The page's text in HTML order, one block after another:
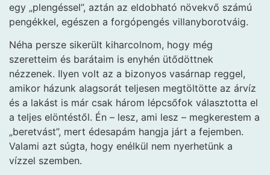
egy „plengéssel”, aztán az eldobható növekvő számú
pengékkel, egészen a forgópengés villanyborotváig.
Néha persze sikerült kiharcolnom, hogy még
szeretteim és barátaim is enyhén ütődöttnek
nézzenek. Ilyen volt az a bizonyos vasárnap reggel,
amikor házunk alagsorát teljesen megtöltötte az árvíz
és a lakást is már csak három lépcsőfok választotta el
a teljes elöntéstől. Én – lesz, ami lesz – megkerestem a
„beretvást”, mert édesapám hangja járt a fejemben.
Valami azt súgta, hogy enélkül nem nyerhetünk a
vízzel szemben.